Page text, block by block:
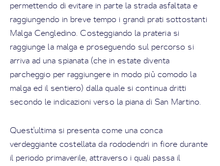
permettendo di evitare in parte la strada asfaltata e
raggiungendo in breve tempo i grandi prati sottostanti
Malga Cengledino. Costeggiando la prateria si
raggiunge la malga e proseguendo sul percorso si
arriva ad una spianata (che in estate diventa
parcheggio per raggiungere in modo più comodo la
malga ed il sentiero) dalla quale si continua dritti
secondo le indicazioni verso la piana di San Martino.
Quest'ultima si presenta come una conca
verdeggiante costellata da rododendri in fiore durante
il periodo primaverile, attraverso i quali passa il